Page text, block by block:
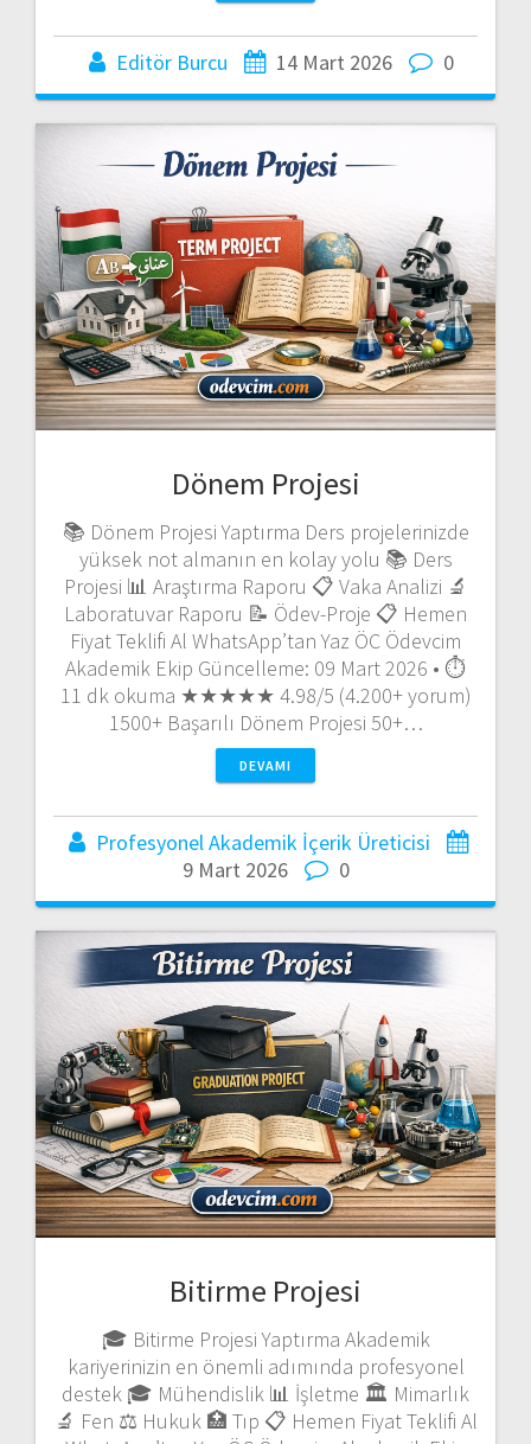
Editör Burcu 14 Mart 2026 0
Dönem Projesi
📚 Dönem Projesi Yaptırma Ders projelerinizde
yüksek not almanın en kolay yolu 📚 Ders
Projesi 📊 Araştırma Raporu 📋 Vaka Analizi 🔬
Laboratuvar Raporu 📝 Ödev-Proje 📋 Hemen
Fiyat Teklifi Al WhatsApp’tan Yaz ÖC Ödevcim
Akademik Ekip Güncelleme: 09 Mart 2026 • ⏱️
11 dk okuma ★★★★★ 4.98/5 (4.200+ yorum)
1500+ Başarılı Dönem Projesi 50+…
DEVAMI
Profesyonel Akademik İçerik Üreticisi
9 Mart 2026
0
Bitirme Projesi
🎓 Bitirme Projesi Yaptırma Akademik
kariyerinizin en önemli adımında profesyonel
destek 🎓 Mühendislik 📊 İşletme 🏛️ Mimarlık
🔬 Fen ⚖️ Hukuk 🏥 Tıp 📋 Hemen Fiyat Teklifi Al